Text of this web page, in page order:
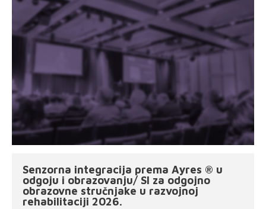
Senzorna integracija prema Ayres ® u
odgoju i obrazovanju/ SI za odgojno
obrazovne stručnjake u razvojnoj
rehabilitaciji 2026.